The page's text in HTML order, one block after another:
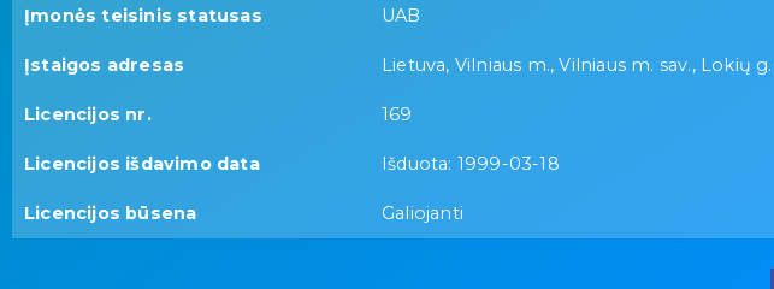
Įmonės teisinis statusas UAB
Įstaigos adresas Lietuva, Vilniaus m., Vilniaus m. sav., Lokių
Licencijos nr. 169
Licencijos išdavimo data Išduota: 1999-03-18
Licencijos būsena Galiojanti